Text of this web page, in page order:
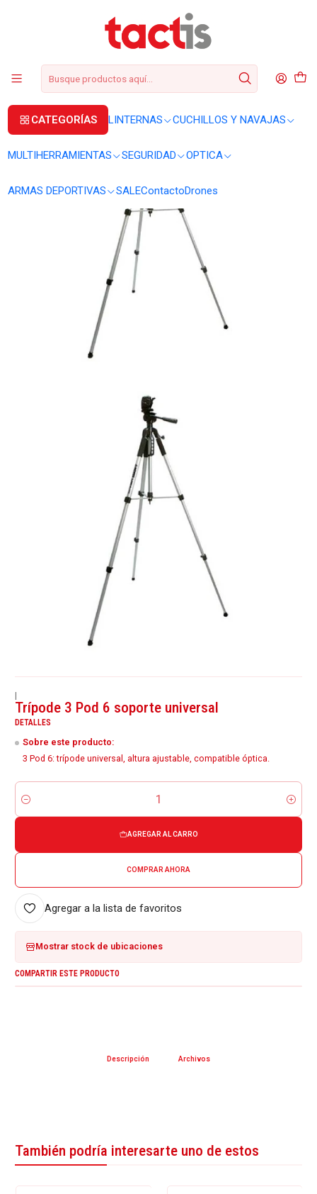
CATEGORÍAS LINTERNAS CUCHILLOS Y NAVAJAS
MULTIHERRAMIENTAS SEGURIDAD OPTICA
ARMAS DEPORTIVAS SALEContactoDrones
+56 2 3224 9572 +569 62369815
BINOCULARES Trípode 3 Pod 6 soporte universal
|
Trípode 3 Pod 6 soporte universal
DETALLES
Sobre este producto:
3 Pod 6: trípode universal, altura ajustable, compatible óptica.
Cantidad
AGREGAR AL CARRO
COMPRAR AHORA
Agregar a la lista de favoritos
Mostrar stock de ubicaciones
COMPARTIR ESTE PRODUCTO
Descripción Archivos
También podría interesarte uno de estos